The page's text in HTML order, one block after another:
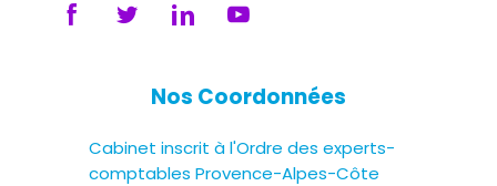
Nos Coordonnées
Cabinet inscrit à l'Ordre des experts-
comptables Provence-Alpes-Côte